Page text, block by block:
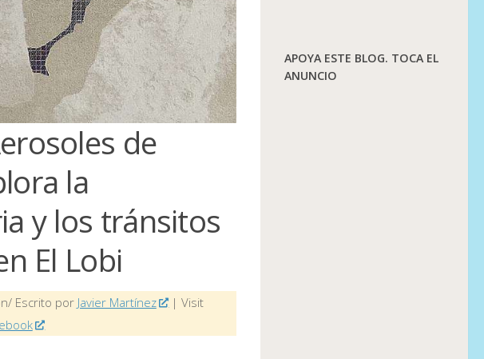
de
la
y los tránsitos
El Lobi
Escrito por Javier Martínez
| Visit
APOYA ESTE BLOG. TOCA EL
ANUNCIO